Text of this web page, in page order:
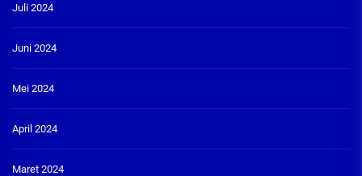
Juli 2024
Juni 2024
Mei 2024
April 2024
Maret 2024